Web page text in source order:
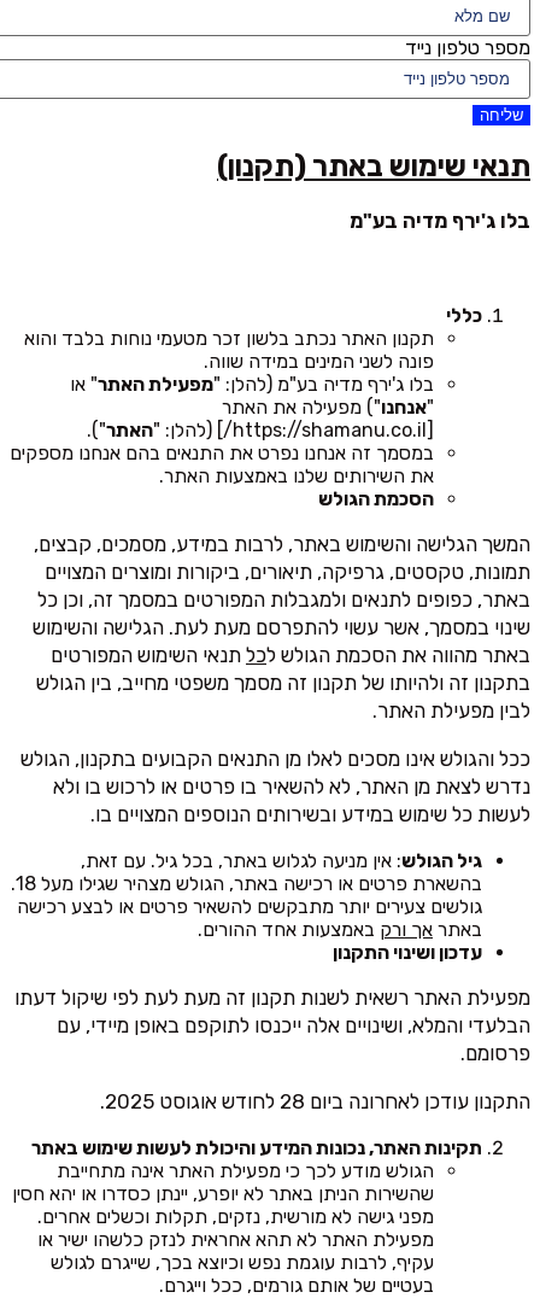
מספר טלפון נייד
שליחה
תנאי שימוש באתר (תקנון)
בלו ג'ירף מדיה בע"מ
כללי
תקנון האתר נכתב בלשון זכר מטעמי נוחות בלבד והוא
פונה לשני המינים במידה שווה.
בלו ג'ירף מדיה בע"מ (להלן: "מפעילת האתר" או
"אנחנו") מפעילה את האתר
[https://shamanu.co.il/] (להלן: "
האתר").
במסמך זה אנחנו נפרט את התנאים בהם אנחנו מספקים
את השירותים שלנו באמצעות האתר.
הסכמת הגולש
המשך הגלישה והשימוש באתר, לרבות במידע, מסמכים, קבצים,
תמונות, טקסטים, גרפיקה, תיאורים, ביקורות ומוצרים המצויים
באתר, כפופים לתנאים ולמגבלות המפורטים במסמך זה, וכן כל
שינוי במסמך, אשר עשוי להתפרסם מעת לעת. הגלישה והשימוש
באתר מהווה את הסכמת הגולש לכל תנאי השימוש המפורטים
בתקנון זה ולהיותו של תקנון זה מסמך משפטי מחייב, בין הגולש
לבין מפעילת האתר.
ככל והגולש אינו מסכים לאלו מן התנאים הקבועים בתקנון, הגולש
נדרש לצאת מן האתר, לא להשאיר בו פרטים או לרכוש בו ולא
לעשות כל שימוש במידע ובשירותים הנוספים המצויים בו.
גיל הגולש: אין מניעה לגלוש באתר, בכל גיל. עם זאת,
בהשארת פרטים או רכישה באתר, הגולש מצהיר שגילו מעל 18.
גולשים צעירים יותר מתבקשים להשאיר פרטים או לבצע רכישה
באתר אך ורק באמצעות אחד ההורים.
עדכון ושינוי התקנון
מפעילת האתר רשאית לשנות תקנון זה מעת לעת לפי שיקול דעתו
הבלעדי והמלא, ושינויים אלה ייכנסו לתוקפם באופן מיידי, עם
פרסומם.
התקנון עודכן לאחרונה ביום 28 לחודש אוגוסט 2025.
תקינות האתר, נכונות המידע והיכולת לעשות שימוש באתר
הגולש מודע לכך כי מפעילת האתר אינה מתחייבת
שהשירות הניתן באתר לא יופרע, יינתן כסדרו או יהא חסין
מפני גישה לא מורשית, נזקים, תקלות וכשלים אחרים.
מפעילת האתר לא תהא אחראית לנזק כלשהו ישיר או
עקיף, לרבות עוגמת נפש וכיוצא בכך, שייגרם לגולש
בעטיים של אותם גורמים, ככל וייגרם.